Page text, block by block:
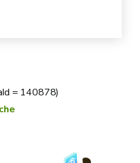
= 140878)